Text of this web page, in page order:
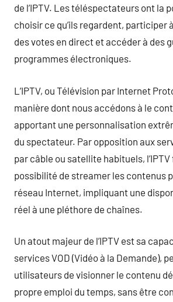
de l’IPTV. Les téléspectateurs ont la
choisir ce qu’ils regardent, participer
des votes en direct et accéder à des
programmes électroniques.
L’IPTV, ou Télévision par Internet
manière dont nous accédons à le
apportant une personnalisation
du spectateur. Par opposition aux
par câble ou satellite habituels,
possibilité de streamer les contenus
réseau Internet, impliquant une
réel à une pléthore de chaînes.
Un atout majeur de l’IPTV est sa
services VOD (Vidéo à la Demande),
utilisateurs de visionner le contenu
propre emploi du temps, sans être